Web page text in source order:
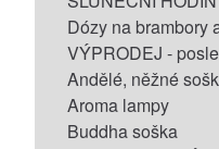
Dózy na brambory
VÝPRODEJ -
Andělé, něžné
Aroma lampy
Buddha soška